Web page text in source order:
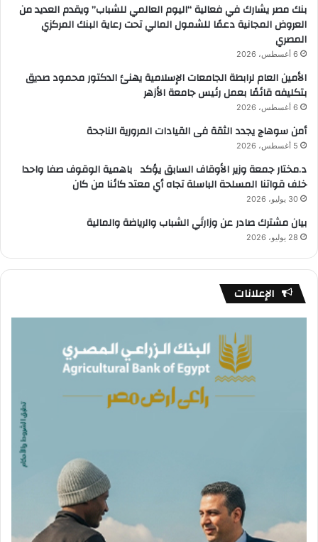
بنك مصر يشارك في فعالية “اليوم العالمي للشباب” ويقدم العديد من
العروض المجانية دعمًا للشمول المالي تحت رعاية البنك المركزي
المصري
6 أغسطس، 2026
الأمين العام لرابطة الجامعات الإسلامية يهنئ الدكتور محمود صديق
بتكليفه قائمًا بعمل رئيس جامعة الأزهر
6 أغسطس، 2026
أمن سوهاج يجدد الثقة فى القيادات المرورية الناجحة
5 أغسطس، 2026
د.مختار جمعة وزير الأوقاف السابق يؤكد باهمية الوقوف صفا واحدا
خلف قواتنا المسلحة الباسلة تجاه أي معتد كائنا من كان
30 يوليو، 2026
بيان مشترك صادر عن وزارتَي الشباب والرياضة والمالية
28 يوليو، 2026
الإعلانات